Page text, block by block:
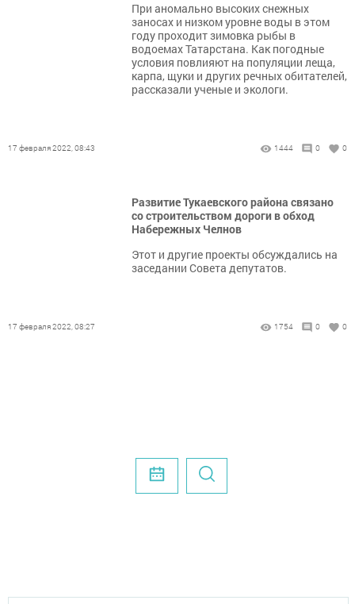
При аномально высоких снежных
заносах и низком уровне воды в этом
году проходит зимовка рыбы в
водоемах Татарстана. Как погодные
условия повлияют на популяции леща,
карпа, щуки и других речных обитателей,
рассказали ученые и экологи.
17 февраля 2022, 08:43 1444 0 0
Развитие Тукаевского района связано
со строительством дороги в обход
Набережных Челнов
Этот и другие проекты обсуждались на
заседании Совета депутатов.
17 февраля 2022, 08:27 1754 0 0